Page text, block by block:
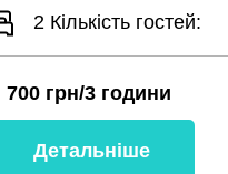
2 Кількість гостей:
700 грн/3 години
Детальніше